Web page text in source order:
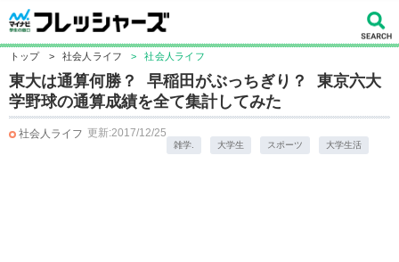
トップ > 社会人ライフ > 社会人ライフ
東大は通算何勝？ 早稲田がぶっちぎり？ 東京六大
学野球の通算成績を全て集計してみた
社会人ライフ 更新:2017/12/25
雑学. 大学生 スポーツ 大学生活